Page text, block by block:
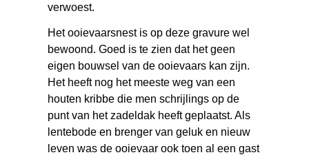
verwoest.
Het ooievaarsnest is op deze gravure wel
bewoond. Goed is te zien dat het geen
eigen bouwsel van de ooievaars kan zijn.
Het heeft nog het meeste weg van een
houten kribbe die men schrijlings op de
punt van het zadeldak heeft geplaatst. Als
lentebode en brenger van geluk en nieuw
leven was de ooievaar ook toen al een gast